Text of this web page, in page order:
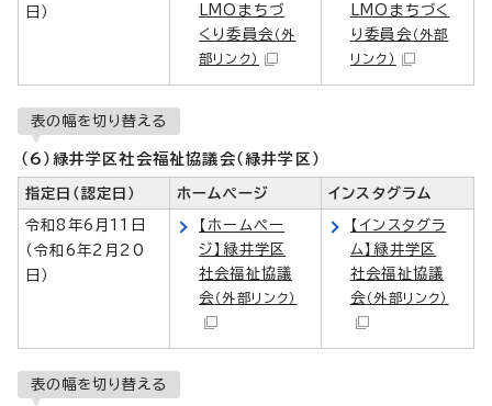
日）
LMOまちづ
くり委員会 （外
部リンク）
LMOまちづく
り委員会 （外部
リンク）
表の幅を切り替える
（6）緑井学区社会福祉協議会（緑井学区）
指定日（認定日） ホームページ インスタグラム
令和8年6月11日
（令和6年2月20
日）
【ホームペー
ジ】緑井学区
社会福祉協議
会 （外部リンク）
【インスタグラ
ム】緑井学区
社会福祉協議
会 （外部リンク）
表の幅を切り替える